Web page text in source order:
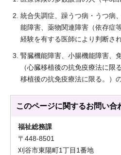
統合失調症、躁うつ病・うつ病
能障害、薬物関連障害（依存症
経験を有する医師により判断さ
腎臓機能障害、小腸機能障害、
（心臓移植後の抗免疫療法に限
移植後の抗免疫療法に限る。）
このページに関するお問い合
福祉総務課
〒448-8501
刈谷市東陽町1丁目1番地